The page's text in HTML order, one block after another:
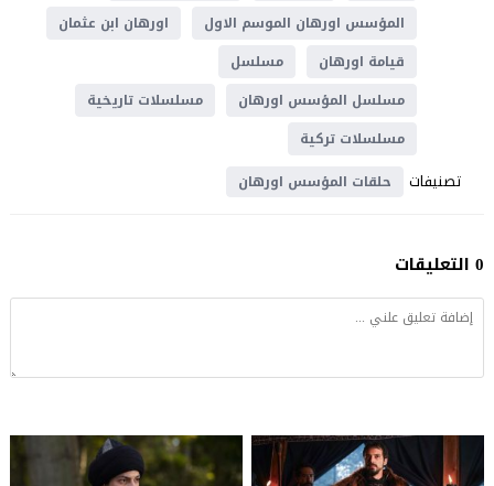
المؤسس اورهان الموسم الاول
اورهان ابن عثمان
قيامة اورهان
مسلسل
مسلسل المؤسس اورهان
مسلسلات تاريخية
مسلسلات تركية
تصنيفات حلقات المؤسس اورهان
0 التعليقات